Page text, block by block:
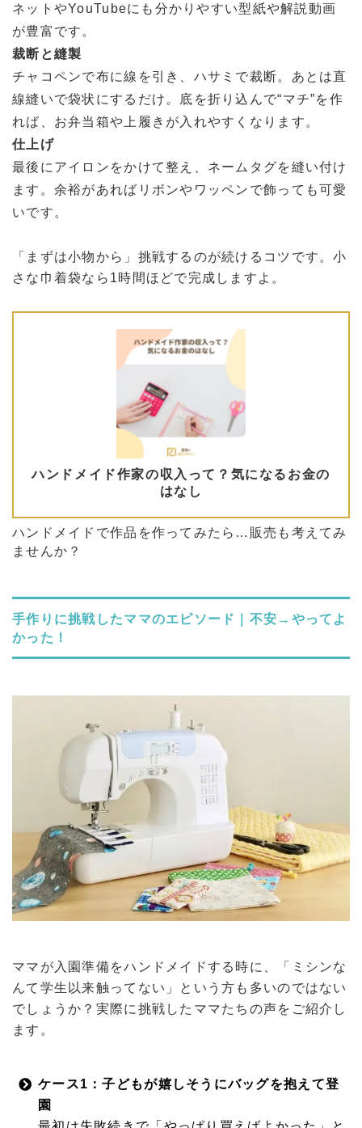
ネットやYouTubeにも分かりやすい型紙や解説動画
が豊富です。
裁断と縫製
チャコペンで布に線を引き、ハサミで裁断。あとは直
線縫いで袋状にするだけ。底を折り込んで“マチ”を作
れば、お弁当箱や上履きが入れやすくなります。
仕上げ
最後にアイロンをかけて整え、ネームタグを縫い付け
ます。余裕があればリボンやワッペンで飾っても可愛
いです。
「まずは小物から」挑戦するのが続けるコツです。小
さな巾着袋なら1時間ほどで完成しますよ。
ハンドメイドで作品を作ってみたら…販売も考えてみ
ませんか？
手作りに挑戦したママのエピソード｜不安→やってよ
かった！
ママが入園準備をハンドメイドする時に、「ミシンな
んて学生以来触ってない」という方も多いのではない
でしょうか？実際に挑戦したママたちの声をご紹介し
ます。
ケース1：子どもが嬉しそうにバッグを抱えて登
園